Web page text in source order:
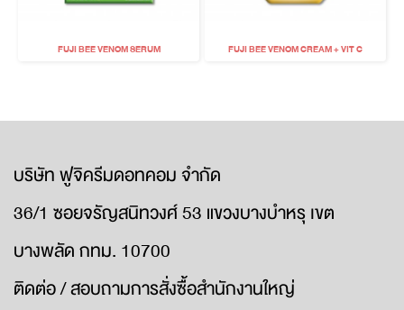
FUJI BEE VENOM SERUM FUJI BEE VENOM CREAM + VIT C
บริษัท ฟูจิครีมดอทคอม จำกัด
36/1 ซอยจรัญสนิทวงศ์ 53 แขวงบางบำหรุ เขต
บางพลัด กทม. 10700
ติดต่อ / สอบถามการสั่งซื้อสำนักงานใหญ่